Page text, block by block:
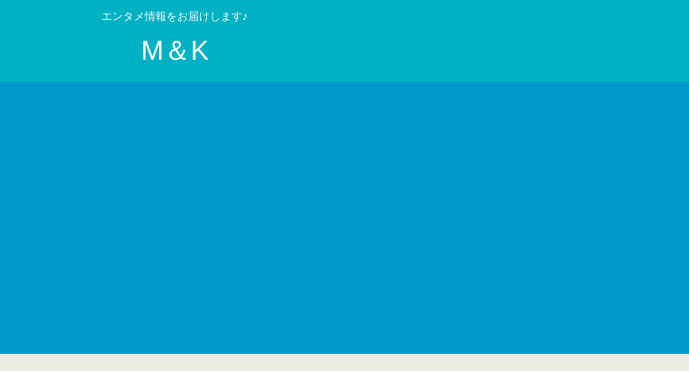
エンタメ情報をお届けします♪
M＆K